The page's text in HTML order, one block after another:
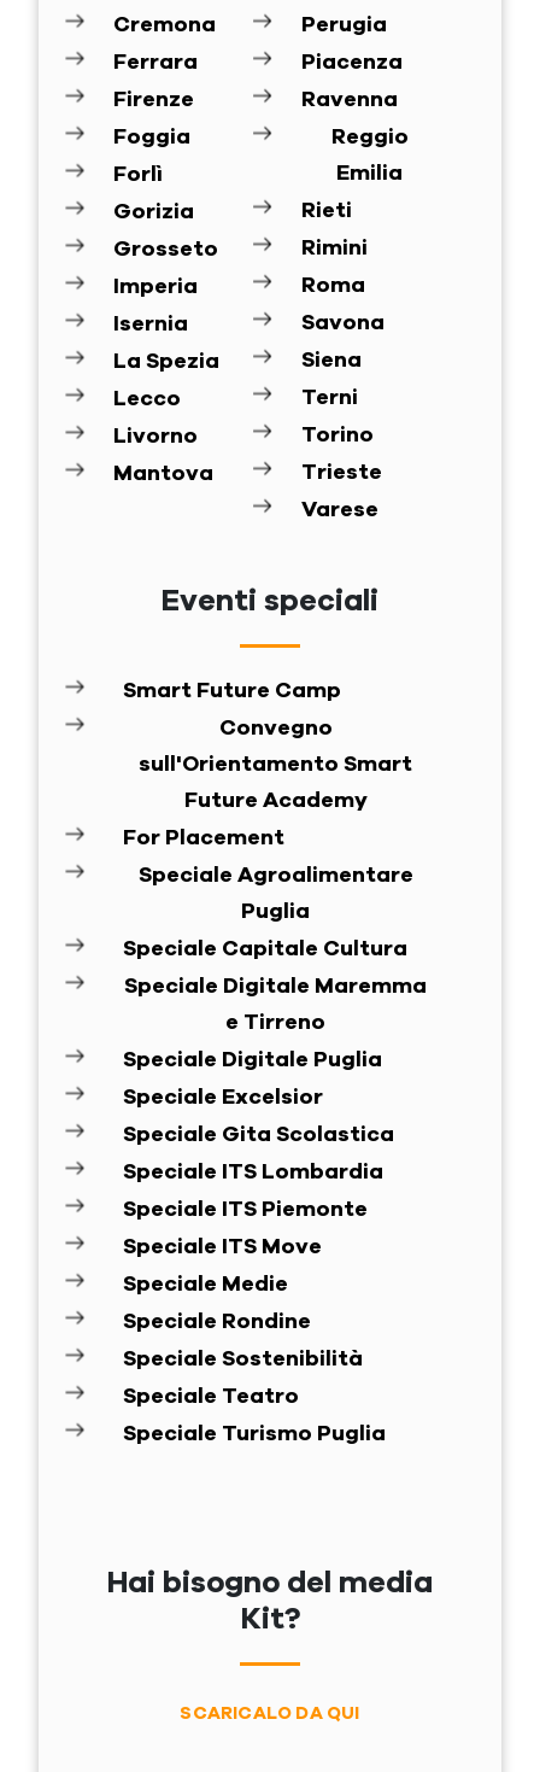
Cremona
Ferrara
Firenze
Foggia
Forlì
Gorizia
Grosseto
Imperia
Isernia
La Spezia
Lecco
Livorno
Mantova
Perugia
Piacenza
Ravenna
Reggio
Emilia
Rieti
Rimini
Roma
Savona
Siena
Terni
Torino
Trieste
Varese
Eventi speciali
Smart Future Camp
Convegno
sull'Orientamento Smart
Future Academy
For Placement
Speciale Agroalimentare
Puglia
Speciale Capitale Cultura
Speciale Digitale Maremma
e Tirreno
Speciale Digitale Puglia
Speciale Excelsior
Speciale Gita Scolastica
Speciale ITS Lombardia
Speciale ITS Piemonte
Speciale ITS Move
Speciale Medie
Speciale Rondine
Speciale Sostenibilità
Speciale Teatro
Speciale Turismo Puglia
Hai bisogno del media
Kit?
SCARICALO DA QUI